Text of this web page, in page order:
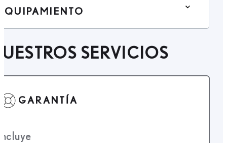
SERVICIOS
GARANTÍA